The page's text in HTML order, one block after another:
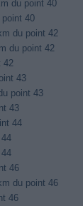
du point 40
40
du point 42
du point 42
42
43
point 43
43
44
46
du point 46
46